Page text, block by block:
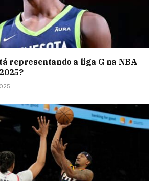
representando a liga G na NBA